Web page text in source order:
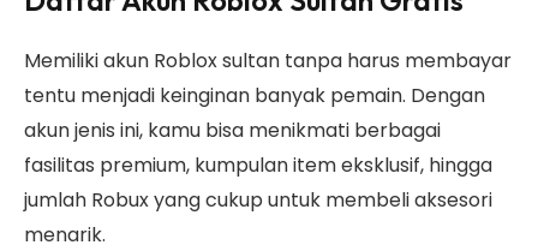
Memiliki akun Roblox sultan tanpa harus membayar
tentu menjadi keinginan banyak pemain. Dengan
akun jenis ini, kamu bisa menikmati berbagai
fasilitas premium, kumpulan item eksklusif, hingga
jumlah Robux yang cukup untuk membeli aksesori
menarik.